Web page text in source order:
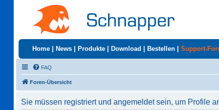
Home News Produkte Download Bestellen Support-
FAQ
Foren-Übersicht
Sie müssen registriert und angemeldet sein, um Profile